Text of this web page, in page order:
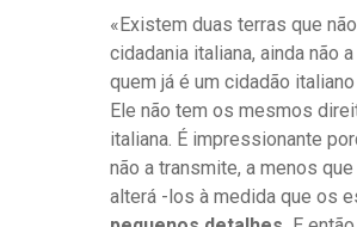
«Existem duas terras que
cidadania italiana, ainda não
quem já é um cidadão
Ele não tem os mesmos
italiana. É impressionante
não a transmite, a menos
alterá -los à medida que os